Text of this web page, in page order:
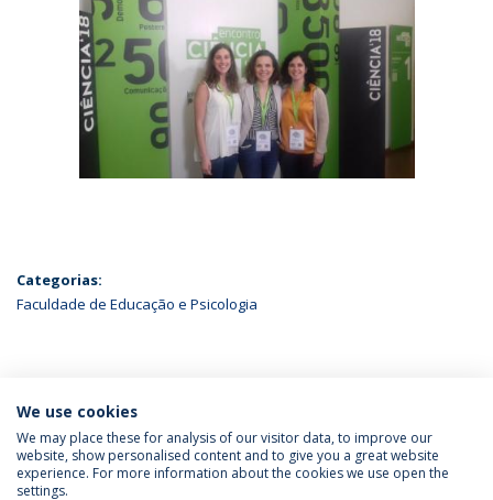
Categorias:
Faculdade de Educação e Psicologia
ÚLTIMAS NOTÍCIAS
Política de Privacidade
Termos & Condições
We use cookies
We may place these for analysis of our visitor data, to improve our
website, show personalised content and to give you a great website
experience. For more information about the cookies we use open the
settings.